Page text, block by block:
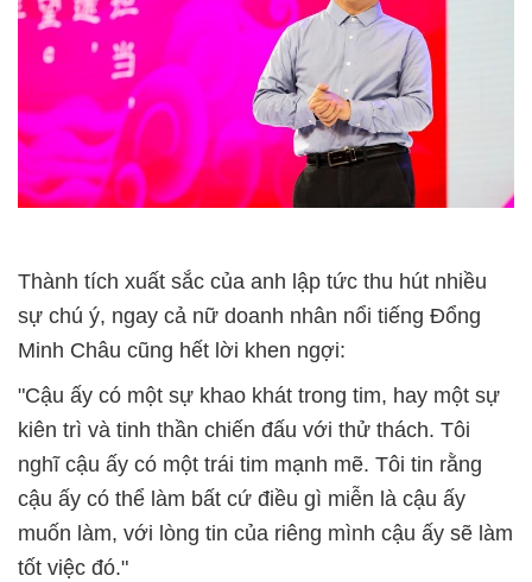
Thành tích xuất sắc của anh lập tức thu hút nhiều
sự chú ý, ngay cả nữ doanh nhân nổi tiếng Đổng
Minh Châu cũng hết lời khen ngợi:
"Cậu ấy có một sự khao khát trong tim, hay một sự
kiên trì và tinh thần chiến đấu với thử thách. Tôi
nghĩ cậu ấy có một trái tim mạnh mẽ. Tôi tin rằng
cậu ấy có thể làm bất cứ điều gì miễn là cậu ấy
muốn làm, với lòng tin của riêng mình cậu ấy sẽ làm
tốt việc đó."